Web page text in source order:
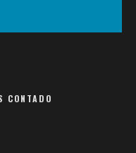
CONTADO